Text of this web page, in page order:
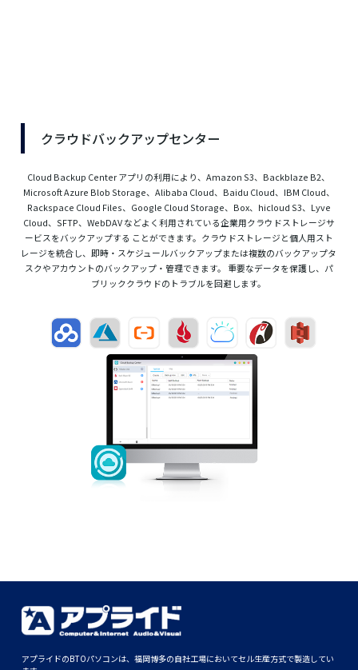
クラウドバックアップセンター
Cloud Backup Center アプリの利用により、Amazon S3、Backblaze B2、
Microsoft Azure Blob Storage、Alibaba Cloud、Baidu Cloud、IBM Cloud、
Rackspace Cloud Files、Google Cloud Storage、Box、hicloud S3、Lyve
Cloud、SFTP、WebDAV などよく利用されている企業用クラウドストレージサ
ービスをバックアップする ことができます。クラウドストレージと個人用スト
レージを統合し、即時・スケジュールバックアップまたは複数のバックアップタ
スクやアカウントのバックアップ・管理できます。 重要なデータを保護し、パ
ブリッククラウドのトラブルを回避します。
アプライドのBTOパソコンは、福岡博多の自社工場においてセル生産方式で製造してい